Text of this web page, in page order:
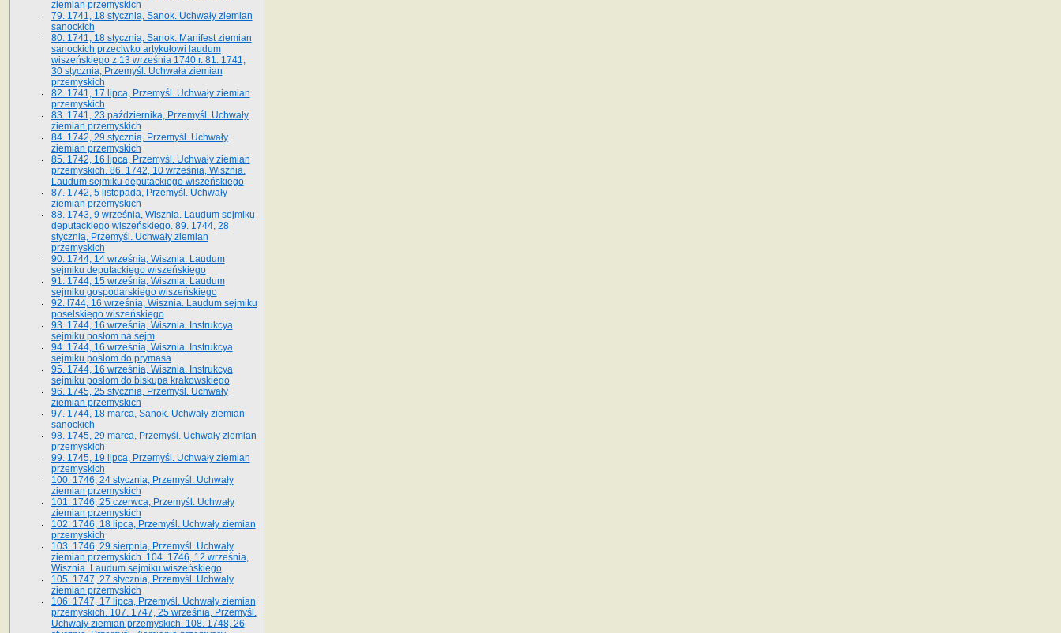
ziemian przemyskich
79. 1741, 18 stycznia, Sanok. Uchwały ziemian
sanockich
80. 1741, 18 stycznia, Sanok. Manifest ziemian
sanockich przeciwko artykułowi laudum
wiszeńskiego z 13 wrze­śnia 1740 r. 81. 1741,
30 stycznia, Przemyśl. Uchwała ziemian
przemyskich
82. 1741, 17 lipca, Przemyśl. Uchwały ziemian
przemyskich
83. 1741, 23 października, Przemyśl. Uchwały
ziemian przemyskich
84. 1742, 29 stycznia, Przemyśl. Uchwały
ziemian przemyskich
85. 1742, 16 lipca, Przemyśl. Uchwały ziemian
przemyskich. 86. 1742, 10 września, Wisznia.
Laudum sejmiku deputackiego wiszeńskiego
87. 1742, 5 listopada, Przemyśl. Uchwały
ziemian przemyskich
88. 1743, 9 września, Wisznia. Laudum sejmiku
deputackiego wiszeńskiego. 89. 1744, 28
stycznia, Przemyśl. Uchwały ziemian
przemyskich
90. 1744, 14 września, Wisznia. Laudum
sejmiku deputackiego wiszeńskiego
91. 1744, 15 września, Wisznia. Laudum
sejmiku gospodarskiego wiszeńskiego
92. l744, 16 września, Wisznia. Laudum sejmiku
poselskiego wiszeńskiego
93. 1744, 16 września, Wisznia. Instrukcya
sejmiku posłom na sejm
94. 1744, 16 września, Wisznia. Instrukcya
sejmiku posłom do prymasa
95. 1744, 16 września, Wisznia. Instrukcya
sejmiku posłom do biskupa krakowskiego
96. 1745, 25 stycznia, Przemyśl. Uchwały
ziemian przemyskich
97. 1744, 18 marca, Sanok. Uchwały ziemian
sanockich
98. 1745, 29 marca, Przemyśl. Uchwały ziemian
przemyskich
99. 1745, 19 lipca, Przemyśl. Uchwały ziemian
przemyskich
100. 1746, 24 stycznia, Przemyśl. Uchwały
ziemian przemyskich
101. 1746, 25 czerwca, Przemyśl. Uchwały
ziemian przemyskich
102. 1746, 18 lipca, Przemyśl. Uchwały ziemian
przemyskich
103. 1746, 29 sierpnia, Przemyśl. Uchwały
ziemian przemyskich. 104. 1746, 12 września,
Wisznia. Laudum sejmiku wiszeńskiego
105. 1747, 27 stycznia, Przemyśl. Uchwały
ziemian przemyskich
106. 1747, 17 lipca, Przemyśl. Uchwały ziemian
przemyskich. 107. 1747, 25 września, Przemyśl.
Uchwały ziemian przemyskich. 108. 1748, 26